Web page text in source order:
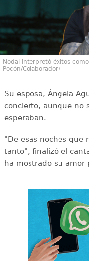
Nodal interpretó éxitos
Pocón/Colaborador)
Su esposa, Ángela
concierto, aunque no
esperaban.
"De esas noches que
tanto", finalizó el
ha mostrado su amor